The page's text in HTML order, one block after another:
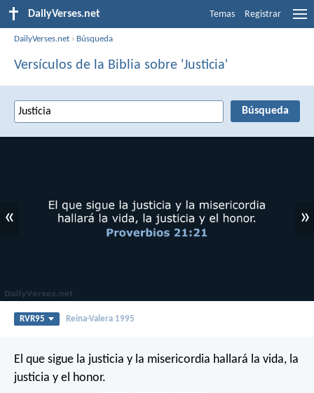
DailyVerses.net Temas Registrar
DailyVerses.net › Búsqueda
Versículos de la Biblia sobre 'Justicia'
« »
RVR95 Reina-Valera 1995
El que sigue la justicia y la misericordia hallará la vida, la
justicia y el honor.